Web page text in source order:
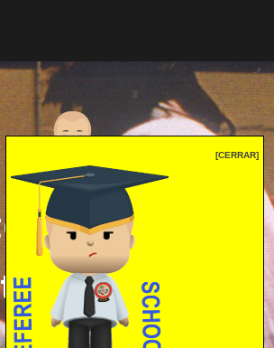
[CERRAR]
mrprepor: el
en internet
El karate en internet